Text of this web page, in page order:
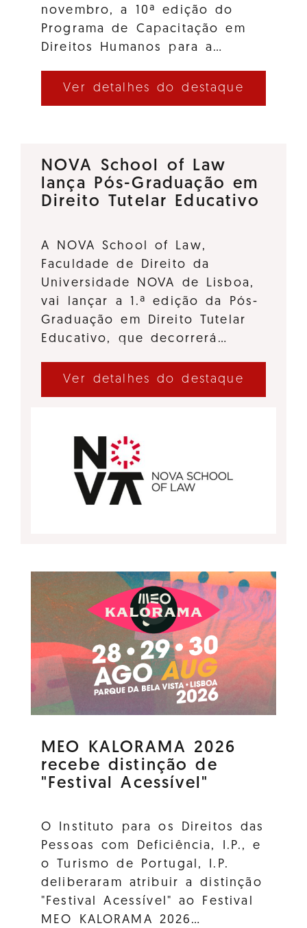
novembro, a 10ª edição do
Programa de Capacitação em
Direitos Humanos para a…
Ver detalhes do destaque
NOVA School of Law
lança Pós-Graduação em
Direito Tutelar Educativo
A NOVA School of Law,
Faculdade de Direito da
Universidade NOVA de Lisboa,
vai lançar a 1.ª edição da Pós-
Graduação em Direito Tutelar
Educativo, que decorrerá…
Ver detalhes do destaque
MEO KALORAMA 2026
recebe distinção de
"Festival Acessível"
O Instituto para os Direitos das
Pessoas com Deficiência, I.P., e
o Turismo de Portugal, I.P.
deliberaram atribuir a distinção
"Festival Acessível" ao Festival
MEO KALORAMA 2026…